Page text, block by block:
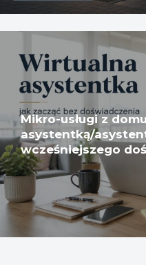
Mikro-usługi z
asystentką/
wcześniejszego